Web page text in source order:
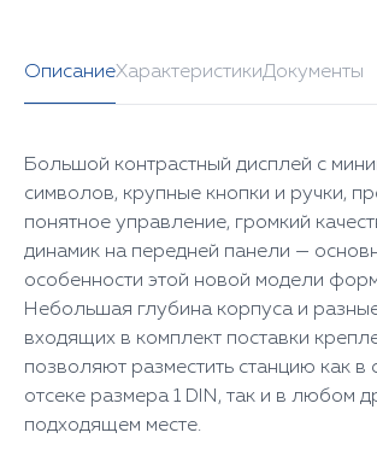
ОписаниеХарактеристикиДокументы
Большой контрастный дисплей с
символов, крупные кнопки и ручки,
понятное управление, громкий
динамик на передней панели —
особенности этой новой модели
Небольшая глубина корпуса и
входящих в комплект поставки
позволяют разместить станцию как в
отсеке размера 1 DIN, так и в любом
подходящем месте.